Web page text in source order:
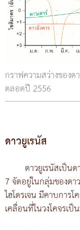
กราฟความสว่างของ
ตลอดปี 2556
ดาวยูเรนัส
ดาวยูเรนัสเป็น
7 จัดอยู่ในกลุ่มของด
ไฮโดรเจน มีคาบการ
เคลื่อนที่ในวงโคจรเ